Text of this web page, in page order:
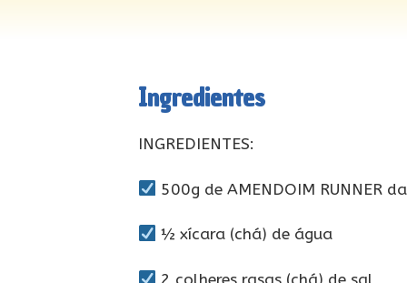
Ingredientes
INGREDIENTES:
500g de AMENDOIM RUNNER
½ xícara (chá) de água